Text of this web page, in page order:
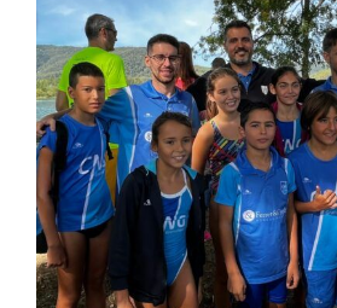
ACTIVITATS
SERVEIS
INFANTS
BLOG
EMPRESES